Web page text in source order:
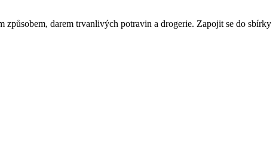
způsobem, darem trvanlivých potravin a drogerie. Zapojit se do sbírky